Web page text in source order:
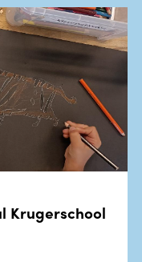
Krugerschool